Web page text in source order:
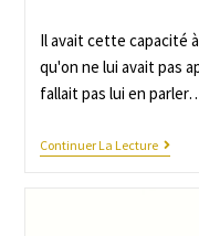
Il avait cette capacité
qu'on ne lui avait pas
fallait pas lui en
Continuer La Lecture